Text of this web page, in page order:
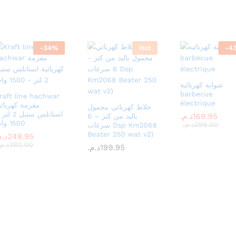
-34%
line hachwar
مفرمة
استانلس
1500 وات
249.95
380.00
249.95
380.00
Hot
خلاط كهربائي محمول
باليد من كنز – 6
سرعات Dsp Km2068
Beater 250 wat v2)
199.95د.م.199.95د.م.
-
شواية كهربائية
barbecue
électrique
169.95د.م.
299.00د.م.
169.95د.م.
299.00د.م.